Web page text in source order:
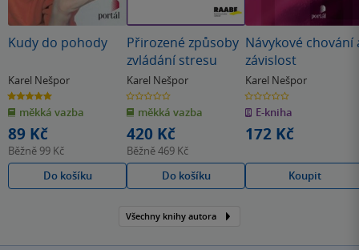
Kudy do pohody
Karel Nešpor
5.0
z
5
hvězdiček
měkká vazba
89 Kč
Běžně 99 Kč
Do košíku
Přirozené způsoby
zvládání stresu
Karel Nešpor
0.0
z
5
hvězdiček
měkká vazba
420 Kč
Běžně469 Kč
Do košíku
Návykové chování
závislost
Karel Nešpor
0.0
z
5
hvězdiček
E-kniha
172 Kč
Koupit
Všechny knihy autora